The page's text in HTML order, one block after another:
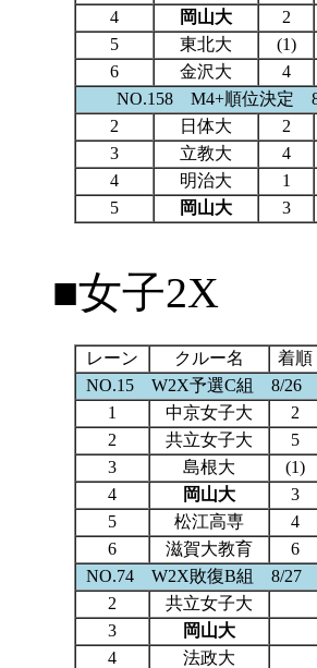
4
岡山大 2
5
東北大 (1)
6
金沢大 4
NO.158 M4+順位決定
2
日体大 2
3
立教大 4
4
明治大 1
5
岡山大 3
■女子2X
レーン クルー名 着順
NO.15 W2X予選C組 8/26
1
中京女子大 2
2
共立女子大 5
3
島根大 (1)
4
岡山大 3
5
松江高専 4
6
滋賀大教育 6
NO.74 W2X敗復B組 8/27
2
共立女子大
3
岡山大
4
法政大